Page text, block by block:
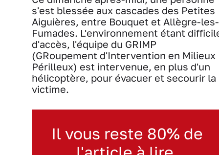
s'est blessée aux cascades des Petites
Aiguières, entre Bouquet et Allègre-les-
Fumades. L'environnement étant
d'accès, l'équipe du GRIMP
(GRoupement d'Intervention en Milieux
Périlleux) est intervenue, en plus d'un
hélicoptère, pour évacuer et secourir la
victime.
Il vous reste 80% de